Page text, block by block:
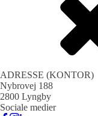
ADRESSE (KONTOR)
Nybrovej 188
2800 Lyngby
Sociale medier